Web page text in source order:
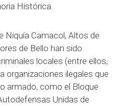
Histórica.
Niquía Camacol, Altos de
de Bello han sido
locales (entre ellos,
organizaciones ilegales que
armado, como el Bloque
Unidas de